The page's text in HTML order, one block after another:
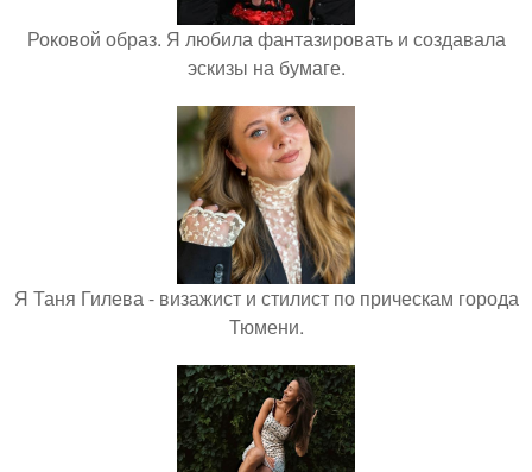
Роковой образ. Я любила фантазировать и создавала
эскизы на бумаге.
Я Таня Гилева - визажист и стилист по прическам города
Тюмени.